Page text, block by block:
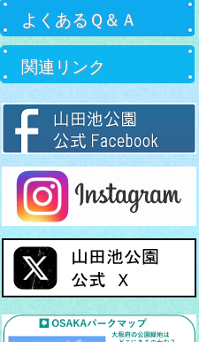
よくあるＱ＆Ａ
関連リンク